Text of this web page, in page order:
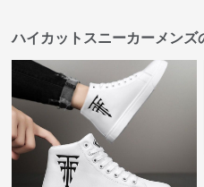
ハイカットスニーカーメンズ